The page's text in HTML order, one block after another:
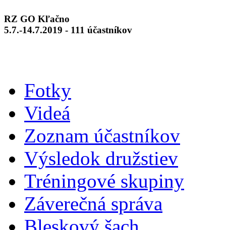
RZ GO Kľačno
5.7.-14.7.2019 - 111 účastníkov
Fotky
Videá
Zoznam účastníkov
Výsledok družstiev
Tréningové skupiny
Záverečná správa